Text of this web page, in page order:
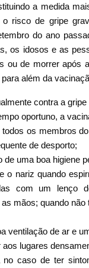
a medida
o risco de gripe
do ano
os idosos e as
ou de morrer após
além da
contra a gripe
oportuno, a
os membros
de desporto;
de uma boa higiene
o nariz quando
com um lenço
mãos; quando
ventilação de ar e
aos lugares
no caso de ter